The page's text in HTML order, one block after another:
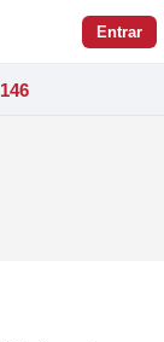
Entrar
146